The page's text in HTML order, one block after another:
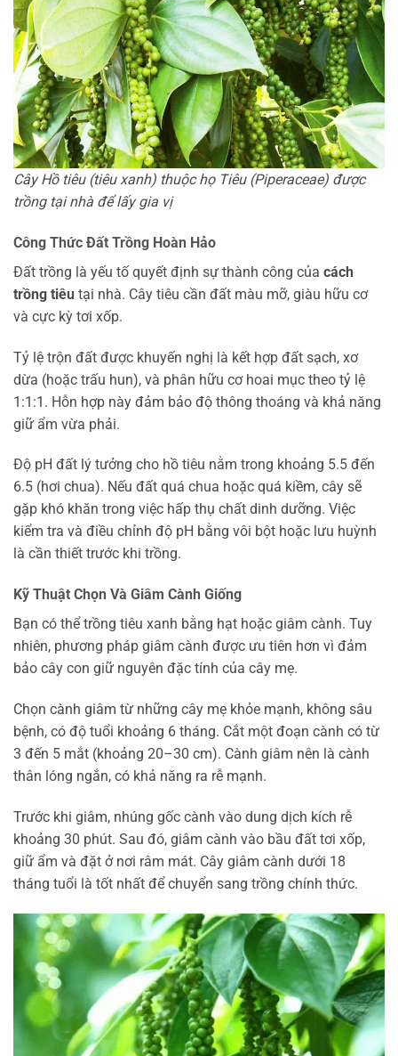
Cây Hồ tiêu (tiêu xanh) thuộc họ Tiêu (Piperaceae) được
trồng tại nhà để lấy gia vị
Công Thức Đất Trồng Hoàn Hảo
Đất trồng là yếu tố quyết định sự thành công của cách
trồng tiêu tại nhà. Cây tiêu cần đất màu mỡ, giàu hữu cơ
và cực kỳ tơi xốp.
Tỷ lệ trộn đất được khuyến nghị là kết hợp đất sạch, xơ
dừa (hoặc trấu hun), và phân hữu cơ hoai mục theo tỷ lệ
1:1:1. Hỗn hợp này đảm bảo độ thông thoáng và khả năng
giữ ẩm vừa phải.
Độ pH đất lý tưởng cho hồ tiêu nằm trong khoảng 5.5 đến
6.5 (hơi chua). Nếu đất quá chua hoặc quá kiềm, cây sẽ
gặp khó khăn trong việc hấp thụ chất dinh dưỡng. Việc
kiểm tra và điều chỉnh độ pH bằng vôi bột hoặc lưu huỳnh
là cần thiết trước khi trồng.
Kỹ Thuật Chọn Và Giâm Cành Giống
Bạn có thể trồng tiêu xanh bằng hạt hoặc giâm cành. Tuy
nhiên, phương pháp giâm cành được ưu tiên hơn vì đảm
bảo cây con giữ nguyên đặc tính của cây mẹ.
Chọn cành giâm từ những cây mẹ khỏe mạnh, không sâu
bệnh, có độ tuổi khoảng 6 tháng. Cắt một đoạn cành có từ
3 đến 5 mắt (khoảng 20–30 cm). Cành giâm nên là cành
thân lóng ngắn, có khả năng ra rễ mạnh.
Trước khi giâm, nhúng gốc cành vào dung dịch kích rễ
khoảng 30 phút. Sau đó, giâm cành vào bầu đất tơi xốp,
giữ ẩm và đặt ở nơi râm mát. Cây giâm cành dưới 18
tháng tuổi là tốt nhất để chuyển sang trồng chính thức.